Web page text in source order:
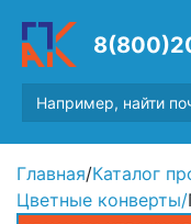
Главная/Каталог
Цветные конверты/